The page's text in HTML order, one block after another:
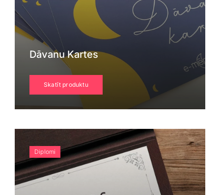
Dāvanu Kartes
Skatīt produktu
Diplomi